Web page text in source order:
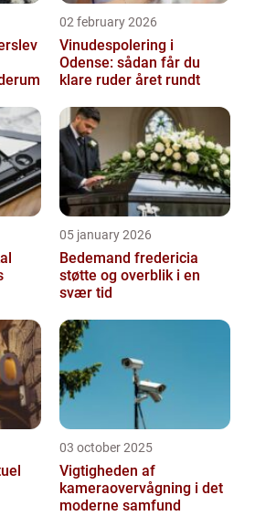
02 february 2026
Vinudespolering i
Odense: sådan får du
klare ruder året rundt
05 january 2026
Bedemand fredericia
støtte og overblik i en
svær tid
03 october 2025
Vigtigheden af
kameraovervågning i det
moderne samfund